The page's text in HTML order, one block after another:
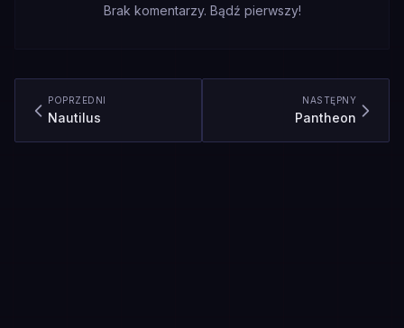
Brak komentarzy. Bądź pierwszy!
POPRZEDNI
Nautilus
NASTĘPNY
Pantheon